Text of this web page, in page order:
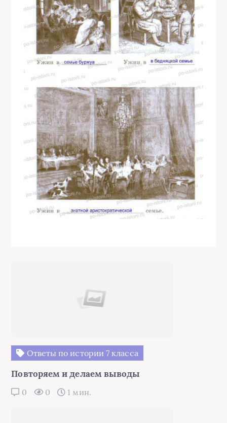
Ответы по истории 7 класса
Повторяем и делаем выводы
0 0 1 мин.